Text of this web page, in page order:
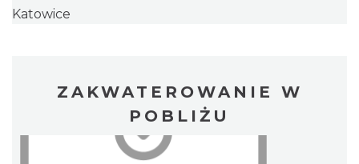
Katowice
ZAKWATEROWANIE W
POBLIŻU